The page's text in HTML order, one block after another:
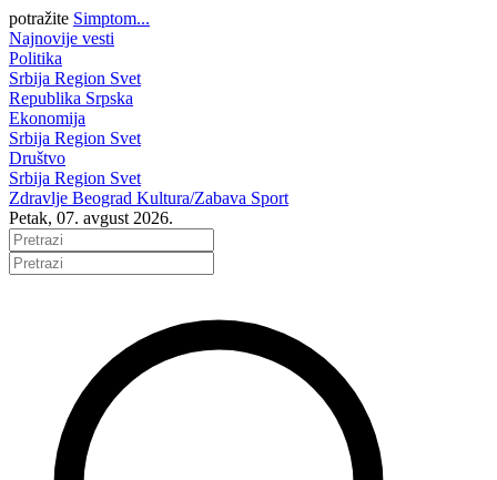
potražite Simptom...
Najnovije vesti
Politika
Srbija Region Svet
Republika Srpska
Ekonomija
Srbija Region Svet
Društvo
Srbija Region Svet
Zdravlje Beograd Kultura/Zabava Sport
Petak, 07. avgust 2026.